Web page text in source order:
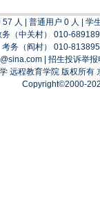
人 | 普通用户 0 人 | 学
（中关村） 010-
务（阎村） 010-
| 招生投诉举
远程教育学院 版权所有
Copyright©2000-